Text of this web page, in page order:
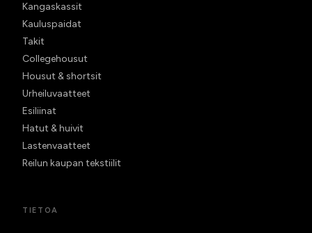
Kangaskassit
Kauluspaidat
Takit
Collegehousut
Housut & shortsit
Urheiluvaatteet
Esiliinat
Hatut & huivit
Lastenvaatteet
Reilun kaupan tekstiilit
TIETOA